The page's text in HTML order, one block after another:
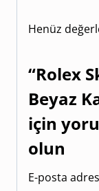
Henüz
“Rolex
Beyaz
için
olun
E-posta